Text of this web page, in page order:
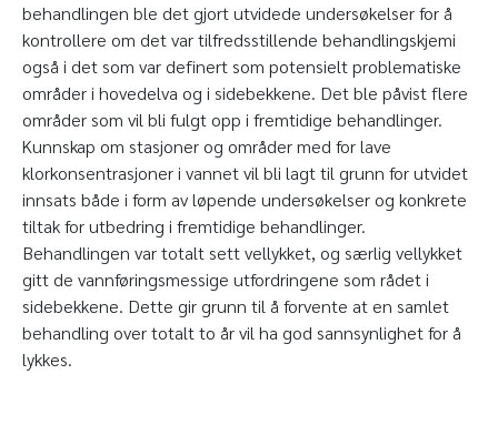
behandlingen ble det gjort utvidede undersøkelser for å
kontrollere om det var tilfredsstillende behandlingskjemi
også i det som var definert som potensielt problematiske
områder i hovedelva og i sidebekkene. Det ble påvist flere
områder som vil bli fulgt opp i fremtidige behandlinger.
Kunnskap om stasjoner og områder med for lave
klorkonsentrasjoner i vannet vil bli lagt til grunn for utvidet
innsats både i form av løpende undersøkelser og konkrete
tiltak for utbedring i fremtidige behandlinger.
Behandlingen var totalt sett vellykket, og særlig vellykket
gitt de vannføringsmessige utfordringene som rådet i
sidebekkene. Dette gir grunn til å forvente at en samlet
behandling over totalt to år vil ha god sannsynlighet for å
lykkes.